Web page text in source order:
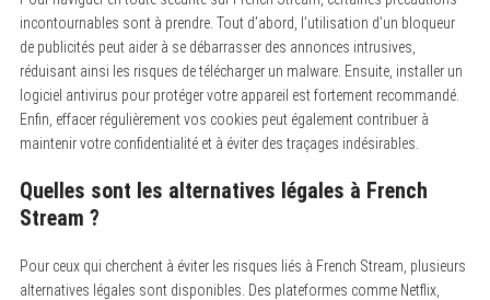
incontournables sont à prendre. Tout d’abord, l’utilisation d’un bloqueur
de publicités peut aider à se débarrasser des annonces intrusives,
réduisant ainsi les risques de télécharger un malware. Ensuite, installer un
logiciel antivirus pour protéger votre appareil est fortement recommandé.
Enfin, effacer régulièrement vos cookies peut également contribuer à
maintenir votre confidentialité et à éviter des traçages indésirables.
Quelles sont les alternatives légales à French
Stream ?
Pour ceux qui cherchent à éviter les risques liés à French Stream, plusieurs
alternatives légales sont disponibles. Des plateformes comme Netflix,